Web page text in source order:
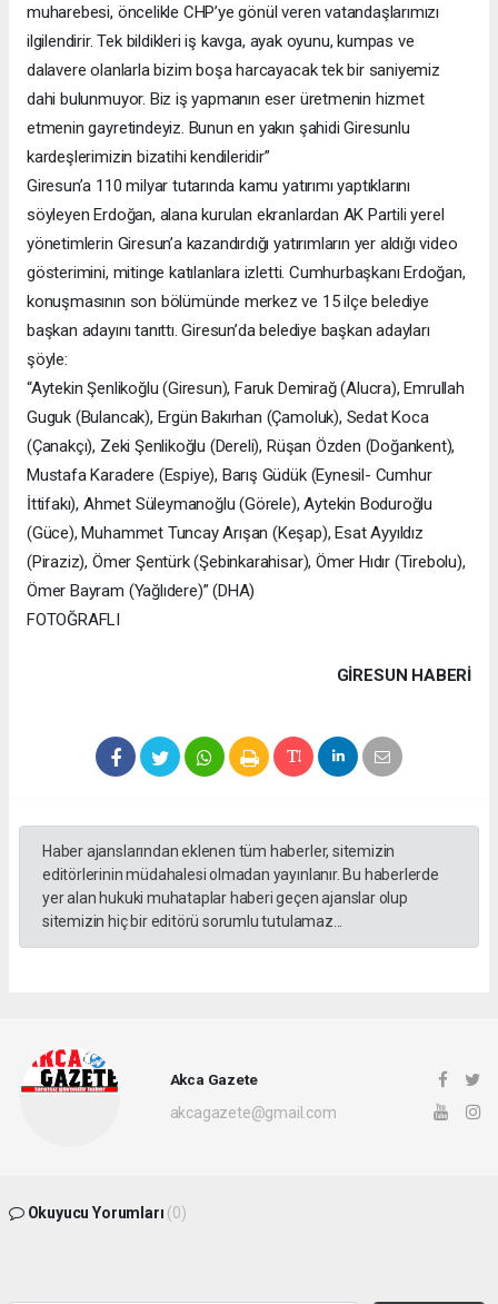
muharebesi, öncelikle CHP’ye gönül veren vatandaşlarımızı
ilgilendirir. Tek bildikleri iş kavga, ayak oyunu, kumpas ve
dalavere olanlarla bizim boşa harcayacak tek bir saniyemiz
dahi bulunmuyor. Biz iş yapmanın eser üretmenin hizmet
etmenin gayretindeyiz. Bunun en yakın şahidi Giresunlu
kardeşlerimizin bizatihi kendileridir”
Giresun’a 110 milyar tutarında kamu yatırımı yaptıklarını
söyleyen Erdoğan, alana kurulan ekranlardan AK Partili yerel
yönetimlerin Giresun’a kazandırdığı yatırımların yer aldığı video
gösterimini, mitinge katılanlara izletti. Cumhurbaşkanı Erdoğan,
konuşmasının son bölümünde merkez ve 15 ilçe belediye
başkan adayını tanıttı. Giresun’da belediye başkan adayları
şöyle:
“Aytekin Şenlikoğlu (Giresun), Faruk Demirağ (Alucra), Emrullah
Guguk (Bulancak), Ergün Bakırhan (Çamoluk), Sedat Koca
(Çanakçı), Zeki Şenlikoğlu (Dereli), Rüşan Özden (Doğankent),
Mustafa Karadere (Espiye), Barış Güdük (Eynesil- Cumhur
İttifakı), Ahmet Süleymanoğlu (Görele), Aytekin Boduroğlu
(Güce), Muhammet Tuncay Arışan (Keşap), Esat Ayyıldız
(Piraziz), Ömer Şentürk (Şebinkarahisar), Ömer Hıdır (Tirebolu),
Ömer Bayram (Yağlıdere)” (DHA)
FOTOĞRAFLI
GIRESUN HABERİ
Haber ajanslarından eklenen tüm haberler, sitemizin
editörlerinin müdahalesi olmadan yayınlanır. Bu haberlerde
yer alan hukuki muhataplar haberi geçen ajanslar olup
sitemizin hiç bir editörü sorumlu tutulamaz...
Akca Gazete
akcagazete@gmail.com
Okuyucu Yorumları (0)